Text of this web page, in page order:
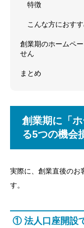
特徴
こんな方におす
創業期のホームペ
せん
まとめ
創業期に「
る5つの機会
実際に、創業直後のお
す。
① 法人口座開設